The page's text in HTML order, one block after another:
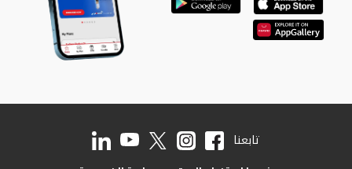
تابعنا